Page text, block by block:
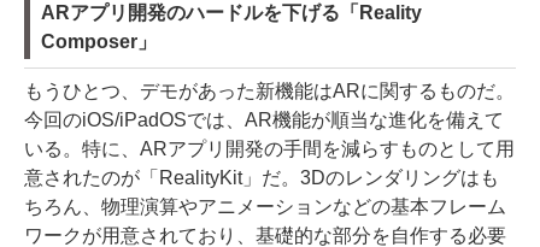
ARアプリ開発のハードルを下げる「Reality
Composer」
もうひとつ、デモがあった新機能はARに関するものだ。
今回のiOS/iPadOSでは、AR機能が順当な進化を備えて
いる。特に、ARアプリ開発の手間を減らすものとして用
意されたのが「RealityKit」だ。3Dのレンダリングはも
ちろん、物理演算やアニメーションなどの基本フレーム
ワークが用意されており、基礎的な部分を自作する必要